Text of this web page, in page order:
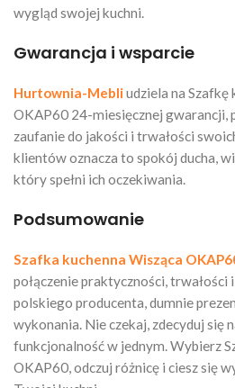
wygląd swojej kuchni.
Gwarancja i wsparcie
Hurtownia-Mebliudziela na Szafkę
OKAP60 24-miesięcznej gwarancji,
zaufanie do jakości i trwałości
klientów oznacza to spokój ducha,
który spełni ich oczekiwania.
Podsumowanie
Szafka kuchenna Wisząca
połączenie praktyczności, trwałości
polskiego producenta, dumnie
wykonania. Nie czekaj, zdecyduj się
funkcjonalność w jednym. Wybierz
OKAP60, odczuj różnicę i ciesz się